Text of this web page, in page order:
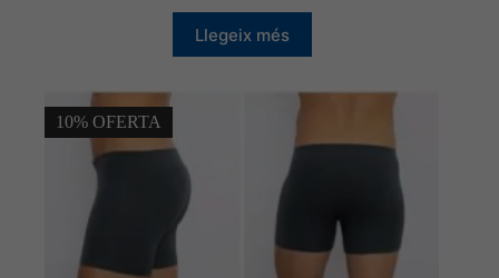
era:
15,60 €.
és:
14,04 €.
Llegeix més
10% OFERTA